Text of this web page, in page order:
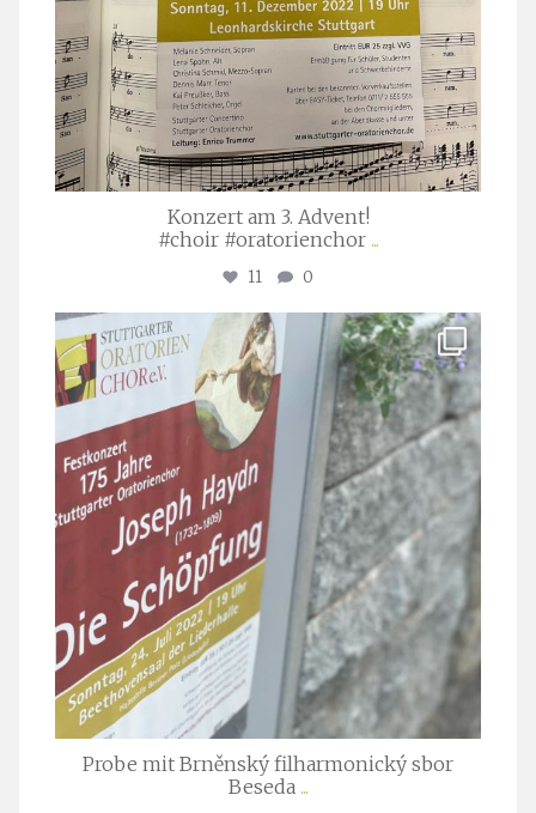
Konzert am 3. Advent!
#choir #oratorienchor ...
11 0
stuttgarter_oratorienchor
Juli 23
Probe mit Brněnský filharmonický sbor
Beseda ...